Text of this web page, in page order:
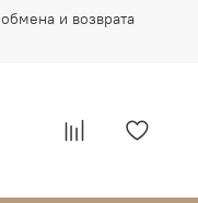
и возврата